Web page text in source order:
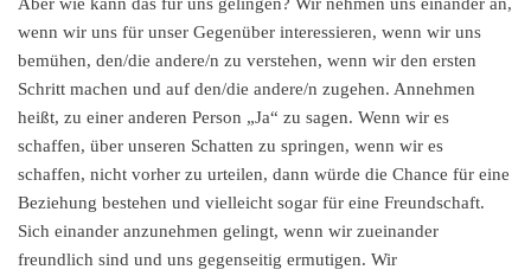
wenn wir uns für unser Gegenüber interessieren, wenn wir uns
bemühen, den/die andere/n zu verstehen, wenn wir den ersten
Schritt machen und auf den/die andere/n zugehen. Annehmen
heißt, zu einer anderen Person „Ja“ zu sagen. Wenn wir es
schaffen, über unseren Schatten zu springen, wenn wir es
schaffen, nicht vorher zu urteilen, dann würde die Chance für eine
Beziehung bestehen und vielleicht sogar für eine Freundschaft.
Sich einander anzunehmen gelingt, wenn wir zueinander
freundlich sind und uns gegenseitig ermutigen. Wir